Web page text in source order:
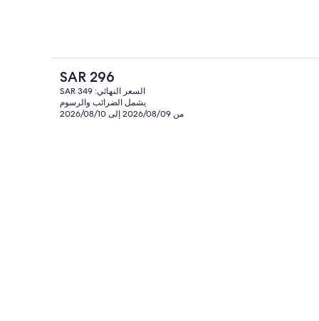
مظلات على حمّام السباحة، مقاعد للتشمسالمنشأة من الخارج
السعر
الحالي
هو
SAR
SAR 296
السعر النهائي: SAR 349
يشمل الضرائب والرسوم
من 2026/08/09 إلى 2026/08/10